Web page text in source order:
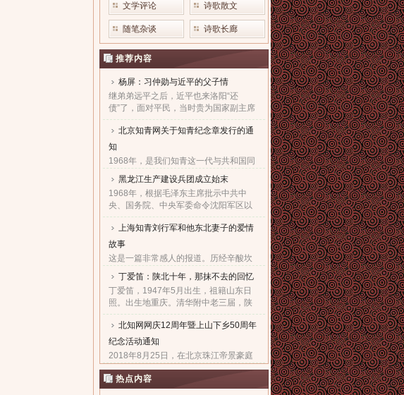
文学评论 诗歌散文
随笔杂谈 诗歌长廊
推荐内容
杨屏：习仲勋与近平的父子情
继弟弟远平之后，近平也来洛阳“还
债”了，面对平民，当时贵为国家副主席
的他，几乎90度的庄严一躬，鞠出了习
家父子对天下老百姓的良心！也鞠出了
习仲勋与近平撼人心魄的父......
北京知青网关于知青纪念章发行的通
知
1968年，是我们知青这一代与共和国同
命运共前进的同龄人值得隆重纪念的一
年。因为，知青这个在特殊历史时期产
生的特殊群体，在共和国发展的史册
上，以自己的青春、热血和忠......
黑龙江生产建设兵团成立始末
1968年，根据毛泽东主席批示中共中
央、国务院、中央军委命令沈阳军区以
原东北农垦总局所属农场为基础，组建
黑龙江生产建设兵团，在黑龙江省边境
地区执行“屯垦戍边”任务。......
上海知青刘行军和他东北妻子的爱情
故事
这是一篇非常感人的报道。历经辛酸坎
坷，终于同18年前的爱人生活到了一
起，黑龙江省五大连池市女子王亚文和
知青刘行军之间的动人爱情故事，演绎
了生活版的“小芳的故事”。......
丁爱笛：陕北十年，那抹不去的回忆
丁爱笛，1947年5月出生，祖籍山东日
照。出生地重庆。清华附中老三届，陕
北延川插队十年，做过四年生产队长，
四年大队书记兼公社副书记。1978年恢
复高考进入上海工业大学。现......
北知网网庆12周年暨上山下乡50周年
纪念活动通知
2018年8月25日，在北京珠江帝景豪庭
酒店二楼举办盛大隆重的“庆祝北京知青
网成立十二周年暨纪念上山下乡五十周
年文艺联欢会”。热烈欢迎广大知青朋友
热点内容